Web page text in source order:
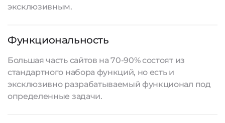
эксклюзивным.
Функциональность
Большая часть сайтов на 70-90% состоят из
стандартного набора функций, но есть и
эксклюзивно разрабатываемый функционал под
определенные задачи.